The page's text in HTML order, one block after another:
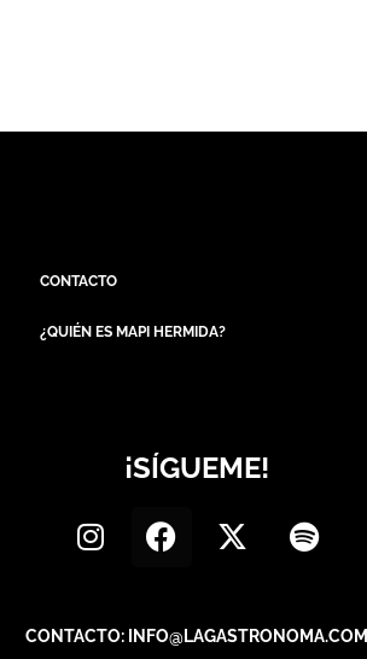
CONTACTO
¿QUIÉN ES MAPI HERMIDA?
¡SÍGUEME!
CONTACTO: INFO@LAGASTRONOMA.COM